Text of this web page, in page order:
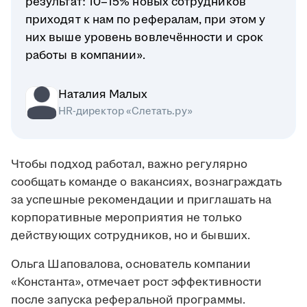
приходят к нам по рефералам, при этом у
них выше уровень вовлечённости и срок
работы в компании».
Наталия Малых
HR-директор «Слетать.ру»
Чтобы подход работал, важно регулярно
сообщать команде о вакансиях, вознаграждать
за успешные рекомендации и приглашать на
корпоративные мероприятия не только
действующих сотрудников, но и бывших.
Ольга Шаповалова, основатель компании
«Константа», отмечает рост эффективности
после запуска реферальной программы.